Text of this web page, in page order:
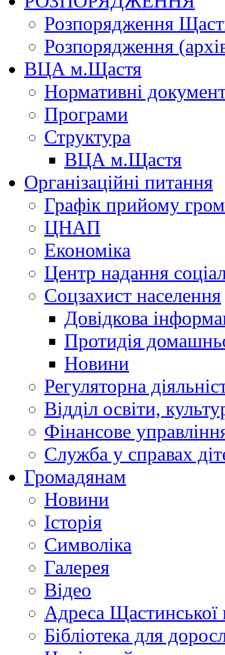
Розпорядження
Розпорядження
ВЦА м.Щастя
Нормативні
Програми
Структура
ВЦА м.Щастя
Організаційні питання
Графік прийому
ЦНАП
Економіка
Центр надання
Соцзахист населення
Довідкова
Протидія
Новини
Регуляторна
Відділ освіти,
Фінансове
Служба у справах
Громадянам
Новини
Історія
Символіка
Галерея
Відео
Адреса Щастинської
Бібліотека для